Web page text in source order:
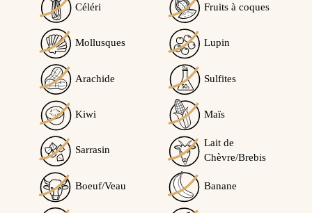
Céléri Fruits à coques
Mollusques Lupin
Arachide Sulfites
Kiwi Maïs
Sarrasin
Lait de
Chèvre/Brebis
Boeuf/Veau Banane